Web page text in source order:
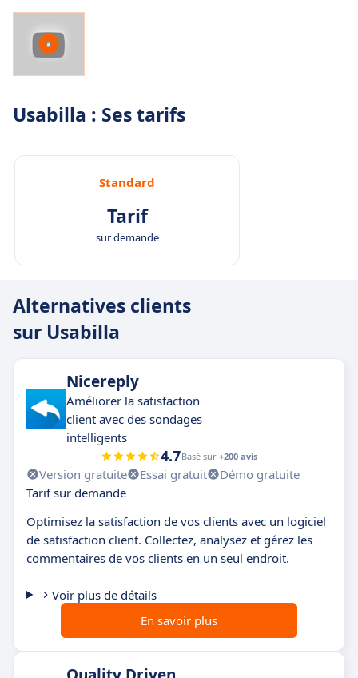
Usabilla : Ses tarifs
Standard
Tarif
sur demande
Alternatives clients
sur Usabilla
Nicereply
Améliorer la satisfaction
client avec des sondages
intelligents
4.7Basé sur +200 avis
Version gratuite Essai gratuit
Démo gratuite
Tarif sur demande
Optimisez la satisfaction de vos clients avec un logiciel
de satisfaction client. Collectez, analysez et gérez les
commentaires de vos clients en un seul endroit.
Voir plus de détails
En savoir plus